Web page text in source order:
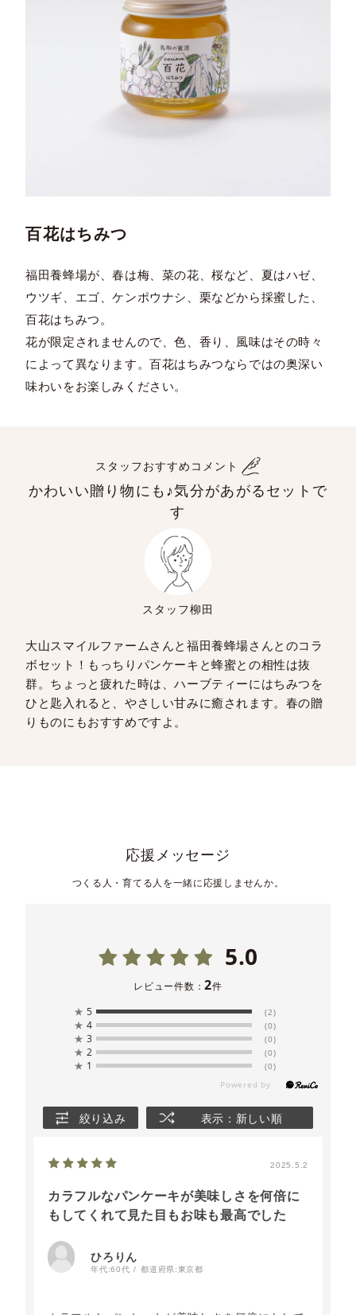
百花はちみつ
福田養蜂場が、春は梅、菜の花、桜など、夏はハゼ、
ウツギ、エゴ、ケンポウナシ、栗などから採蜜した、
百花はちみつ。
花が限定されませんので、色、香り、風味はその時々
によって異なります。百花はちみつならではの奥深い
味わいをお楽しみください。
スタッフおすすめコメント
かわいい贈り物にも♪気分があがるセットで
す
スタッフ柳田
大山スマイルファームさんと福田養蜂場さんとのコラ
ボセット！もっちりパンケーキと蜂蜜との相性は抜
群。ちょっと疲れた時は、ハーブティーにはちみつを
ひと匙入れると、やさしい甘みに癒されます。春の贈
りものにもおすすめですよ。
応援メッセージ
つくる人・育てる人を一緒に応援しませんか。
5.0
レビュー件数：2件
★ 5 (2)
★ 4 (0)
★ 3 (0)
★ 2 (0)
★ 1 (0)
絞り込み 表示：新しい順
2025.5.2
カラフルなパンケーキが美味しさを何倍に
もしてくれて見た目もお味も最高でした
ひろりん
年代:60代 都道府県:東京都